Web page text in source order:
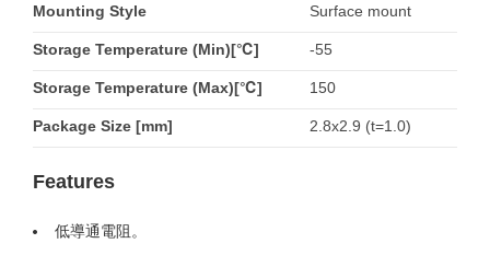
Mounting Style Surface mount
Storage Temperature (Min)[℃] -55
Storage Temperature (Max)[℃] 150
Package Size [mm] 2.8x2.9 (t=1.0)
Features
低導通電阻。